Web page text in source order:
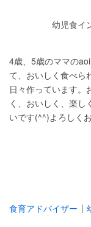
幼児食イ
4歳、5歳のママの
て、おいしく食べら
日々作っています。
く、おいしく、楽し
いです(^^)よろしく
食育アドバイザー